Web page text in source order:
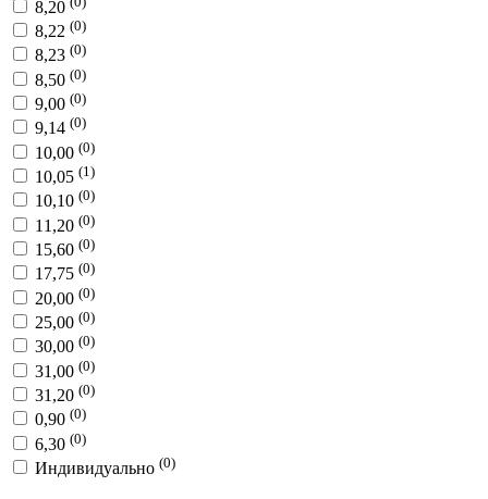
8,20
8,22 (0)
8,23 (0)
8,50 (0)
9,00 (0)
9,14 (0)
10,00 (0)
10,05 (1)
10,10 (0)
11,20 (0)
15,60 (0)
17,75 (0)
20,00 (0)
25,00 (0)
30,00 (0)
31,00 (0)
31,20 (0)
0,90 (0)
6,30 (0)
Индивидуально (0)